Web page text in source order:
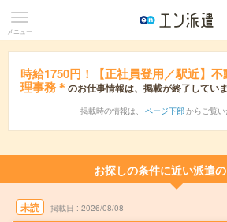
メニュー
時給1750円！【正社員登用／駅近】
理事務＊ のお仕事情報は、掲載が終了してい
掲載時の情報は、 ページ下部 からご覧い
お探しの条件に近い派遣
未読 掲載日 2026/08/08